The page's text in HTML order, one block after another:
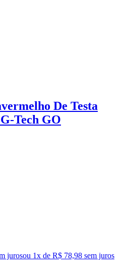
De Testa
Tech GO
jurosou 1x de R$ 78,98 sem juros